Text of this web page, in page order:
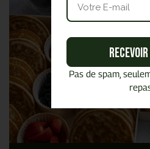
Pas de spam,